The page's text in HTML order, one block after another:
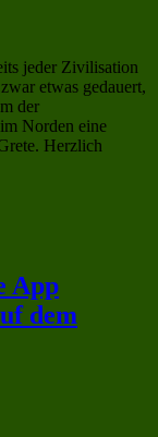
jeder Zivilisation
etwas gedauert,
der
Norden eine
Herzlich
App
dem